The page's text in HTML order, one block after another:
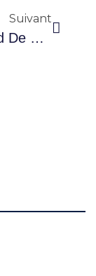
Suivant
Le Record De France Du 200 M Brasse Est Battu Par Léon Marchand